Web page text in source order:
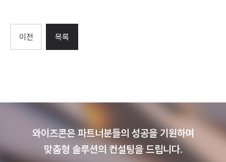
이전 목록
와이즈콘은 파트너분들의 성공을 기원하며
맞춤형 솔루션의 컨설팅을 드립니다.